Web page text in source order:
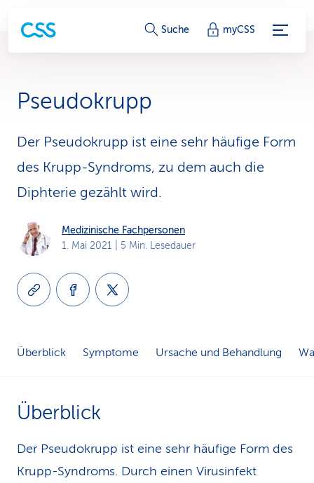
S
i
c
e
-
L
Suche myCSS
Pseudokrupp
Der Pseudokrupp ist eine sehr häufige Form
des Krupp-Syndroms, zu dem auch die
Diphterie gezählt wird.
Medizinische Fachpersonen
1. Mai 2021 | 5 Min. Lesedauer
Überblick Symptome Ursache und Behandlung
Überblick
Der Pseudokrupp ist eine sehr häufige Form des
Krupp-Syndroms. Durch einen Virusinfekt